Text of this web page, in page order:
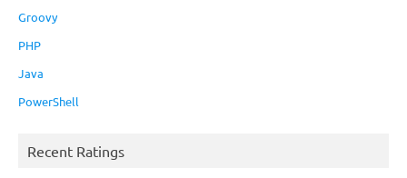
Groovy
PHP
Java
PowerShell
Recent Ratings